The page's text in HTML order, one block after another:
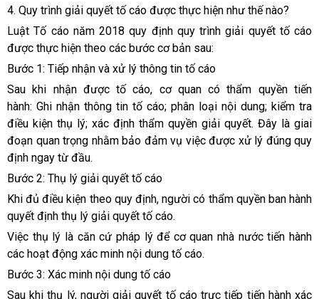
4. Quy trình giải quyết tố cáo được thực hiện như thế nào?
Luật Tố cáo năm 2018 quy định quy trình giải quyết tố cáo
được thực hiện theo các bước cơ bản sau:
Bước 1: Tiếp nhận và xử lý thông tin tố cáo
Sau khi nhận được tố cáo, cơ quan có thẩm quyền tiến
hành: Ghi nhận thông tin tố cáo; phân loại nội dung; kiểm tra
điều kiện thụ lý; xác định thẩm quyền giải quyết. Đây là giai
đoạn quan trọng nhằm bảo đảm vụ việc được xử lý đúng quy
định ngay từ đầu.
Bước 2: Thụ lý giải quyết tố cáo
Khi đủ điều kiện theo quy định, người có thẩm quyền ban hành
quyết định thụ lý giải quyết tố cáo.
Việc thụ lý là căn cứ pháp lý để cơ quan nhà nước tiến hành
các hoạt động xác minh nội dung tố cáo.
Bước 3: Xác minh nội dung tố cáo
Sau khi thụ lý, người giải quyết tố cáo trực tiếp tiến hành xác